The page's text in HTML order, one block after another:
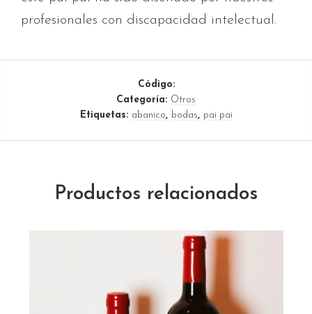
profesionales con discapacidad intelectual.
Código:
Categoría: Otros
Etiquetas: abanico, bodas, pai pai
Productos relacionados